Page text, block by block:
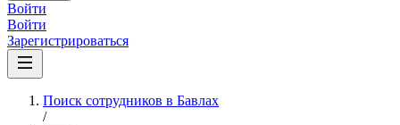
Войти
Войти
Зарегистрироваться
Поиск сотрудников в Бавлах
/